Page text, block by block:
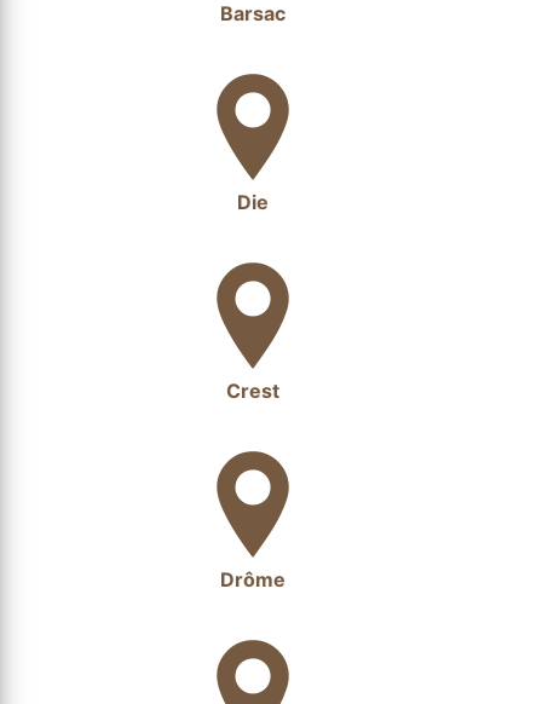
Barsac
Die
Crest
Drôme